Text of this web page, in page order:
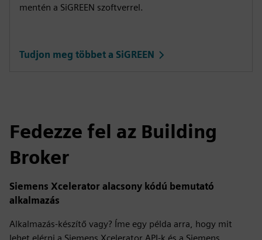
mentén a SiGREEN szoftverrel.
Tudjon meg többet a SiGREEN
Fedezze fel az Building
Broker
Siemens Xcelerator alacsony kódú bemutató
alkalmazás
Alkalmazás-készítő vagy? Íme egy példa arra, hogy mit